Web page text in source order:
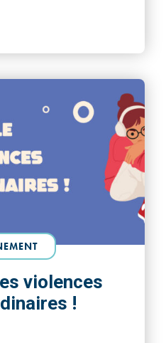
d’exprimer librement
l’intéressant, et
violences
!